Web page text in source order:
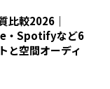
比較2026｜
・Spotifyなど6
と空間オーディ